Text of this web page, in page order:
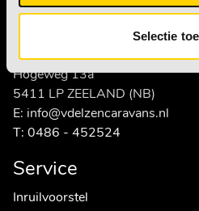
Selectie
Van den Elzen caravans en
Hogeweg 13a
5411 LP ZEELAND (NB)
E: info@vdelzencaravans.nl
T: 0486 - 452524
Service
Inruilvoorstel